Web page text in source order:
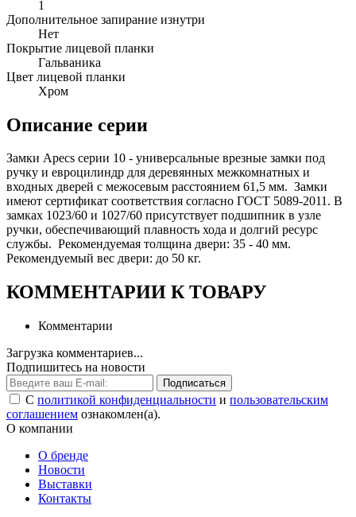
1
Дополнительное запирание изнутри
Нет
Покрытие лицевой планки
Гальваника
Цвет лицевой планки
Хром
Описание серии
Замки Apecs серии 10 - универсальные врезные замки под
ручку и евроцилиндр для деревянных межкомнатных и
входных дверей с межосевым расстоянием 61,5 мм. Замки
имеют сертификат соответствия согласно ГОСТ 5089-2011. В
замках 1023/60 и 1027/60 присутствует подшипник в узле
ручки, обеспечивающий плавность хода и долгий ресурс
службы. Рекомендуемая толщина двери: 35 - 40 мм.
Рекомендуемый вес двери: до 50 кг.
КОММЕНТАРИИ К ТОВАРУ
Комментарии
Загрузка комментариев...
Подпишитесь на новости
Подписаться
С политикой конфиденциальности и пользовательским
соглашением ознакомлен(а).
О компании
О бренде
Новости
Выставки
Контакты